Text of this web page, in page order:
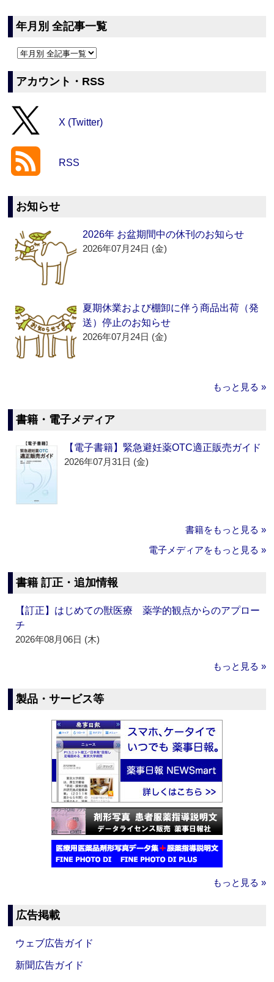
年月別 全記事一覧
アカウント・RSS
X (Twitter)
RSS
お知らせ
2026年 お盆期間中の休刊のお知らせ
2026年07月24日 (金)
夏期休業および棚卸に伴う商品出荷（発
送）停止のお知らせ
2026年07月24日 (金)
もっと見る »
書籍・電子メディア
【電子書籍】緊急避妊薬OTC適正販売ガイド
2026年07月31日 (金)
書籍をもっと見る »
電子メディアをもっと見る »
書籍 訂正・追加情報
【訂正】はじめての獣医療 薬学的観点からのアプロー
チ
2026年08月06日 (木)
もっと見る »
製品・サービス等
もっと見る »
広告掲載
ウェブ広告ガイド
新聞広告ガイド